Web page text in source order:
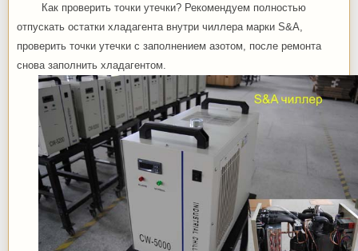
Как проверить точки утечки? Рекомендуем полностью
отпускать остатки хладагента внутри чиллера марки S&A,
проверить точки утечки с заполнением азотом, после ремонта
снова заполнить хладагентом.